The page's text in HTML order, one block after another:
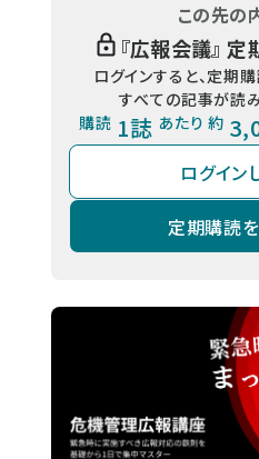
この先の
『広報会議』
ログインすると、定期
すべての記事が読
購読 1誌 あたり 約
ログイン
定期購読